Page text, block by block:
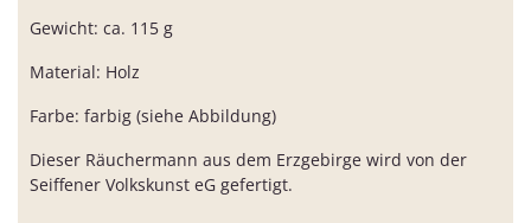
Gewicht: ca. 115 g
Material: Holz
Farbe: farbig (siehe Abbildung)
Dieser Räuchermann aus dem Erzgebirge wird von der
Seiffener Volkskunst eG gefertigt.